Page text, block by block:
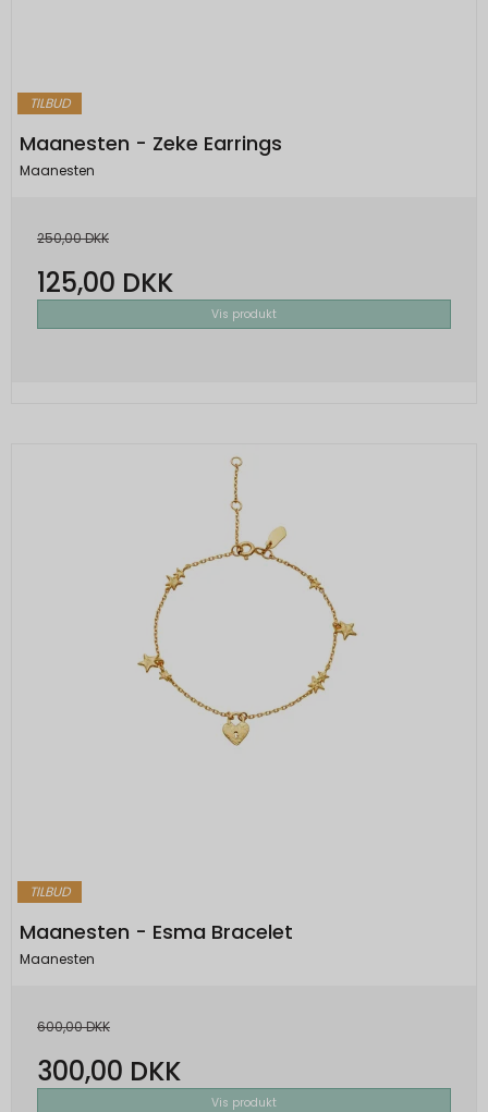
TILBUD
Maanesten - Zeke Earrings
Maanesten
250,00 DKK
125,00 DKK
Vis produkt
TILBUD
Maanesten - Esma Bracelet
Maanesten
600,00 DKK
300,00 DKK
Vis produkt